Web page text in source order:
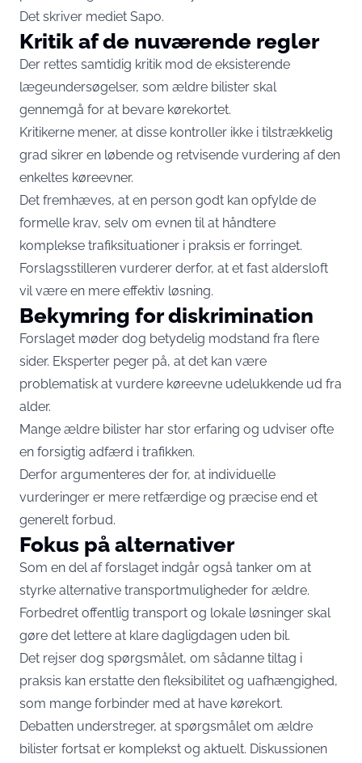
Det skriver mediet Sapo.
Kritik af de nuværende regler
Der rettes samtidig kritik mod de eksisterende
lægeundersøgelser, som ældre bilister skal
gennemgå for at bevare kørekortet.
Kritikerne mener, at disse kontroller ikke i tilstrækkelig
grad sikrer en løbende og retvisende vurdering af den
enkeltes køreevner.
Det fremhæves, at en person godt kan opfylde de
formelle krav, selv om evnen til at håndtere
komplekse trafiksituationer i praksis er forringet.
Forslagsstilleren vurderer derfor, at et fast aldersloft
vil være en mere effektiv løsning.
Bekymring for diskrimination
Forslaget møder dog betydelig modstand fra flere
sider. Eksperter peger på, at det kan være
problematisk at vurdere køreevne udelukkende ud fra
alder.
Mange ældre bilister har stor erfaring og udviser ofte
en forsigtig adfærd i trafikken.
Derfor argumenteres der for, at individuelle
vurderinger er mere retfærdige og præcise end et
generelt forbud.
Fokus på alternativer
Som en del af forslaget indgår også tanker om at
styrke alternative transportmuligheder for ældre.
Forbedret offentlig transport og lokale løsninger skal
gøre det lettere at klare dagligdagen uden bil.
Det rejser dog spørgsmålet, om sådanne tiltag i
praksis kan erstatte den fleksibilitet og uafhængighed,
som mange forbinder med at have kørekort.
Debatten understreger, at spørgsmålet om ældre
bilister fortsat er komplekst og aktuelt. Diskussionen